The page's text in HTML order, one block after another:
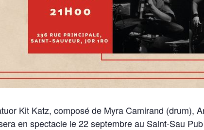
Kit Katz, composé de Myra Camirand (drum),
en spectacle le 22 septembre au Saint-Sau